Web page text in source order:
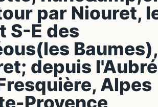
par Niouret,
S-E des
Baumes),
depuis
Alpes